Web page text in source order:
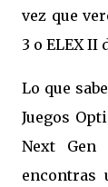
vez que
3 o ELEX II
Lo que
Juegos
Next Gen
encontras